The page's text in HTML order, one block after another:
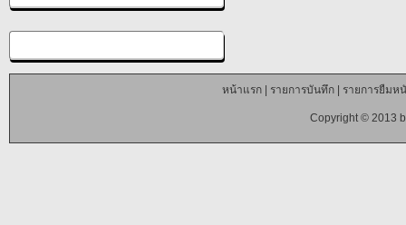
หน้าแรก| รายการบันทึก| รายการยืมห
Copyright © 2013